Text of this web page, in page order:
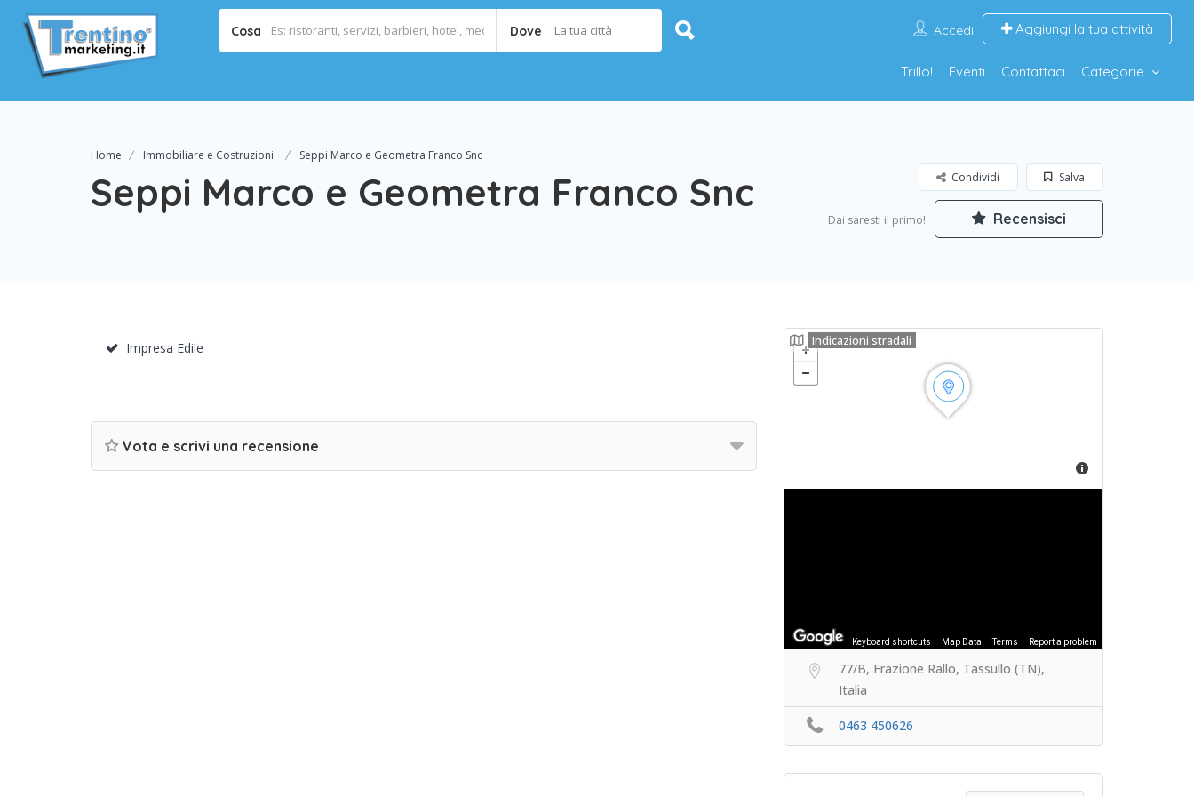
Cosa Dove La tua città Accedi Aggiungi la tua attività
Trillo! Eventi Contattaci Categorie
Home Immobiliare e Costruzioni Seppi Marco e Geometra Franco Snc
Seppi Marco e Geometra Franco Snc Salva
Condividi
Dai saresti il primo! Recensisci
Impresa Edile
Vota e scrivi una recensione
Keyboard shortcuts Map Data Terms Report a problem
Indicazioni stradali
77/B, Frazione Rallo, Tassullo (TN),
Italia
0463 450626